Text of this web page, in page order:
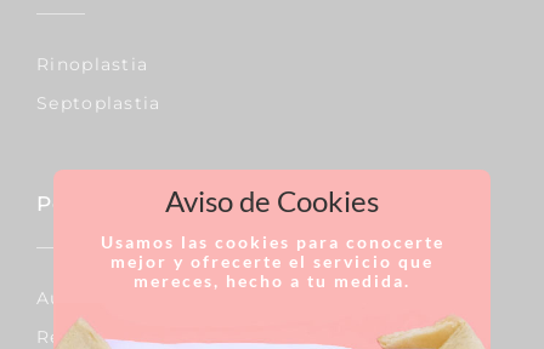
Rinoplastia
Septoplastia
Pecho
Aumento De Pecho
Reducción De Pecho
Aviso de Cookies
Usamos las cookies para conocerte
mejor y ofrecerte el servicio que
mereces, hecho a tu medida.